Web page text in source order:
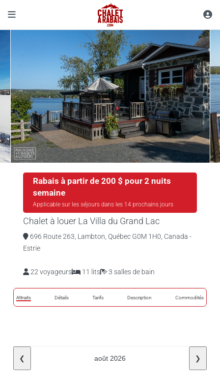
Rabais à partir de 200 $ pour 2 nuits
semaine
Applicable sur les séjours dans les 14 prochains jours
Chalet à louer La Villa du Grand Lac
696 Route 263, Lambton, Québec G0M 1H0, Canada -
Estrie
22 voyageurs 11 lits 3 salles de bain
Attraits Détails Tarifs Description Commodités
❮ août 2026 ❯